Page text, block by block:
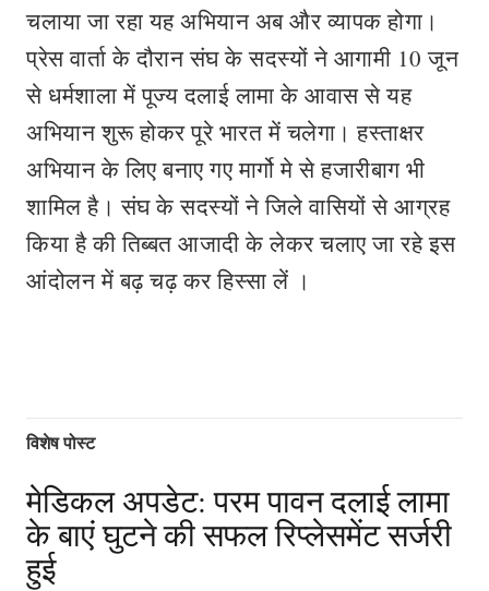
चलाया जा रहा यह अभियान अब और व्यापक होगा।
प्रेस वार्ता के दौरान संघ के सदस्यों ने आगामी 10 जून
से धर्मशाला में पूज्य दलाई लामा के आवास से यह
अभियान शुरू होकर पूरे भारत में चलेगा। हस्ताक्षर
अभियान के लिए बनाए गए मार्गो मे से हजारीबाग भी
शामिल है। संघ के सदस्यों ने जिले वासियों से आग्रह
किया है की तिब्बत आजादी के लेकर चलाए जा रहे इस
आंदोलन में बढ़ चढ़ कर हिस्सा लें ।
विशेष पोस्ट
मेडिकल अपडेट: परम पावन दलाई लामा
के बाएं घुटने की सफल रिप्लेसमेंट सर्जरी
हुई